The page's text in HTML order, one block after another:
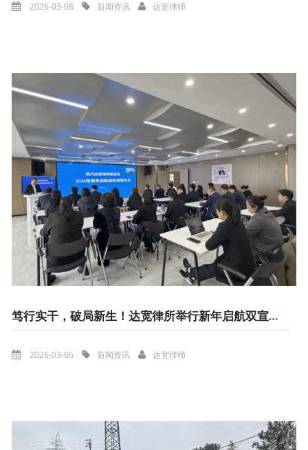
2026-03-08 新闻资讯 达宽律师
笃行实干，破局新生！达宽律所举行新年启航双宣誓仪式
2026-03-06 新闻资讯 达宽律师